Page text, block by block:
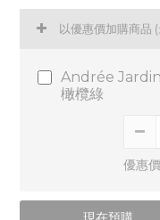
以優惠價加購商品
Andrée Jardin
橄欖綠
優惠